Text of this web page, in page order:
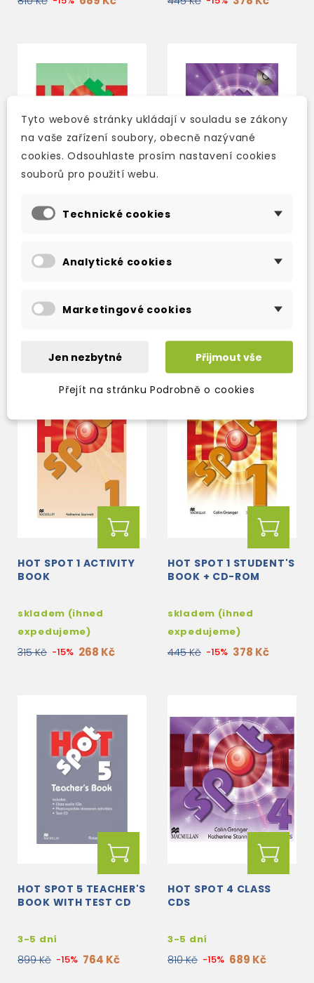
BOOK
expedujeme)
CD-ROM
expedujeme)
HOT SPOT 1 ACTIVITY
BOOK
skladem (ihned
expedujeme)
315 Kč -15% 268 Kč
HOT SPOT 1 STUDENT'S
BOOK + CD-ROM
skladem (ihned
expedujeme)
445 Kč -15% 378 Kč
HOT SPOT 5 TEACHER'S
BOOK WITH TEST CD
3-5 dní
899 Kč -15% 764 Kč
HOT SPOT 4 CLASS
CDS
3-5 dní
810 Kč -15% 689 Kč
Tyto webové stránky ukládají v souladu se zákony
na vaše zařízení soubory, obecně nazývané
cookies. Odsouhlaste prosím nastavení cookies
souborů pro použití webu.
Technické cookies
Analytické cookies
Marketingové cookies
Jen nezbytné Přijmout vše
Přejít na stránku Podrobně o cookies